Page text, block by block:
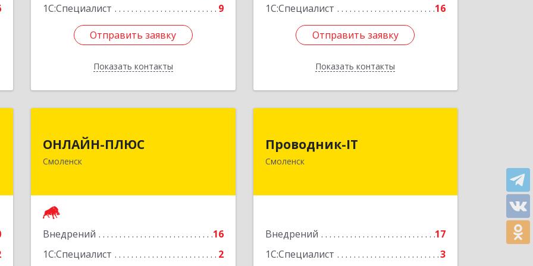
1С:Специалист
9
Отправить заявку
Показать контакты
Отправить заявку
Назад
1С:Специалист
16
Отправить заявку
Показать контакты
Отправить заявку
Назад
ОНЛАЙН-ПЛЮС
Смоленск
Внедрений
16
1С:Специалист
2
Гагарина пр-кт, дом № 5а, оф.306
Подробнее
Проводник-IT
Смоленск
Внедрений
17
1С:Специалист
3
214031, Смоленская обл, Смоленск г,
Брылевка ул, дом № 20, кв.262
Подробнее